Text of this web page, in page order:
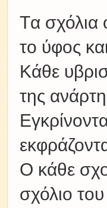
Tα σχόλια
το ύφος
Kάθε
της
Ο κάθε
σχόλιο